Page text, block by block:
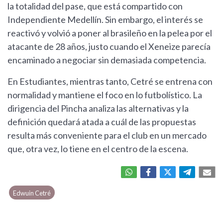
la totalidad del pase, que está compartido con
Independiente Medellín. Sin embargo, el interés se
reactivó y volvió a poner al brasileño en la pelea por el
atacante de 28 años, justo cuando el Xeneize parecía
encaminado a negociar sin demasiada competencia.
En Estudiantes, mientras tanto, Cetré se entrena con
normalidad y mantiene el foco en lo futbolístico. La
dirigencia del Pincha analiza las alternativas y la
definición quedará atada a cuál de las propuestas
resulta más conveniente para el club en un mercado
que, otra vez, lo tiene en el centro de la escena.
Edwuin Cetré